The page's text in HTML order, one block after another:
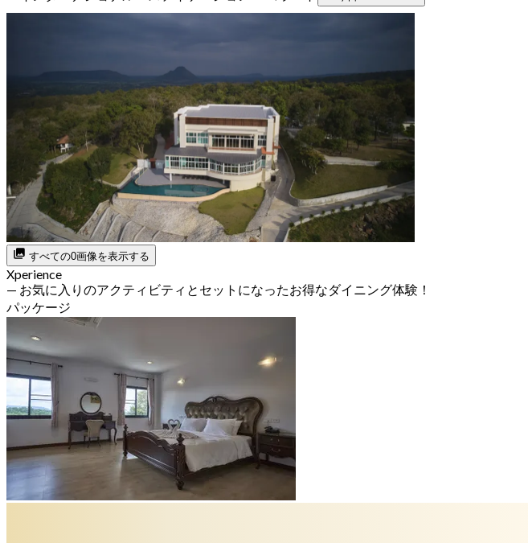
すべての0画像を表示する
Xperience
— お気に入りのアクティビティとセットになったお得なダイニング体験！
パッケージ